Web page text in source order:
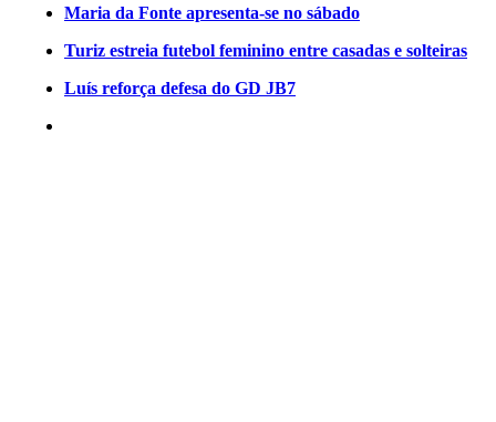
Maria da Fonte apresenta-se no sábado
Turiz estreia futebol feminino entre casadas e solteiras
Luís reforça defesa do GD JB7